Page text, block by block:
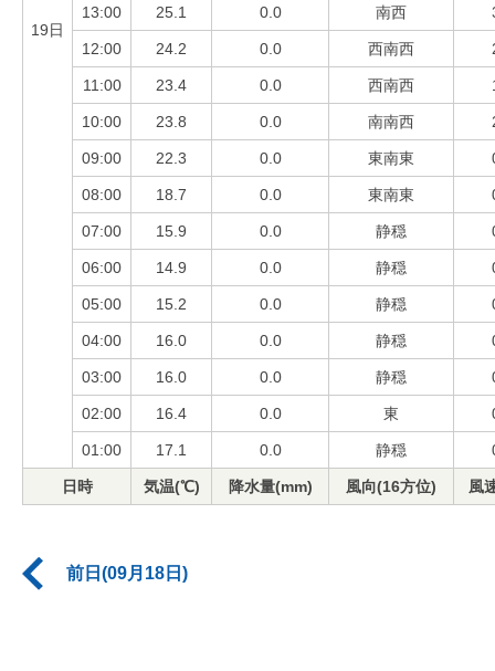
19日
13:00 25.1 0.0 南西
12:00 24.2 0.0 西南西
11:00 23.4 0.0 西南西
10:00 23.8 0.0 南南西
09:00 22.3 0.0 東南東
08:00 18.7 0.0 東南東
07:00 15.9 0.0 静穏
06:00 14.9 0.0 静穏
05:00 15.2 0.0 静穏
04:00 16.0 0.0 静穏
03:00 16.0 0.0 静穏
02:00 16.4 0.0 東
01:00 17.1 0.0 静穏
日時 気温(℃) 降水量(mm) 風向(16方位) 風
前日(09月18日)